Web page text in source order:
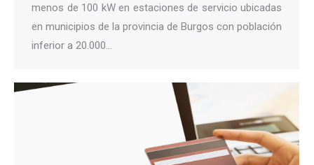
menos de 100 kW en estaciones de servicio ubicadas
en municipios de la provincia de Burgos con población
inferior a 20.000…